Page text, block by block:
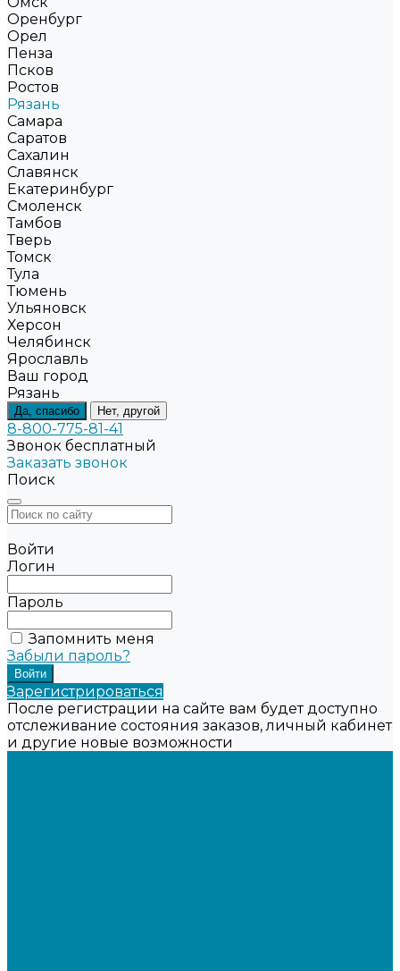
Оренбург
Орел
Пенза
Псков
Ростов
Рязань
Самара
Саратов
Сахалин
Славянск
Екатеринбург
Смоленск
Тамбов
Тверь
Томск
Тула
Тюмень
Ульяновск
Херсон
Челябинск
Ярославль
Ваш город
Рязань
Да, спасибо Нет, другой
8-800-775-81-41
Звонок бесплатный
Заказать звонок
Поиск
Войти
Логин
Пароль
Запомнить меня
Забыли пароль?
Зарегистрироваться
После регистрации на сайте вам будет доступно
отслеживание состояния заказов, личный кабинет
и другие новые возможности